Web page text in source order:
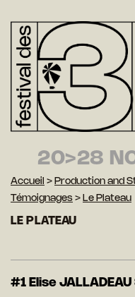
20>28
Accueil > Production and
Témoignages > Le Plateau
LE PLATEAU
#1 Elise